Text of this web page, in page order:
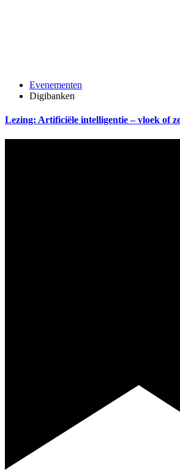
Evenementen
Digibanken
Lezing: Artificiële intelligentie – vloek of